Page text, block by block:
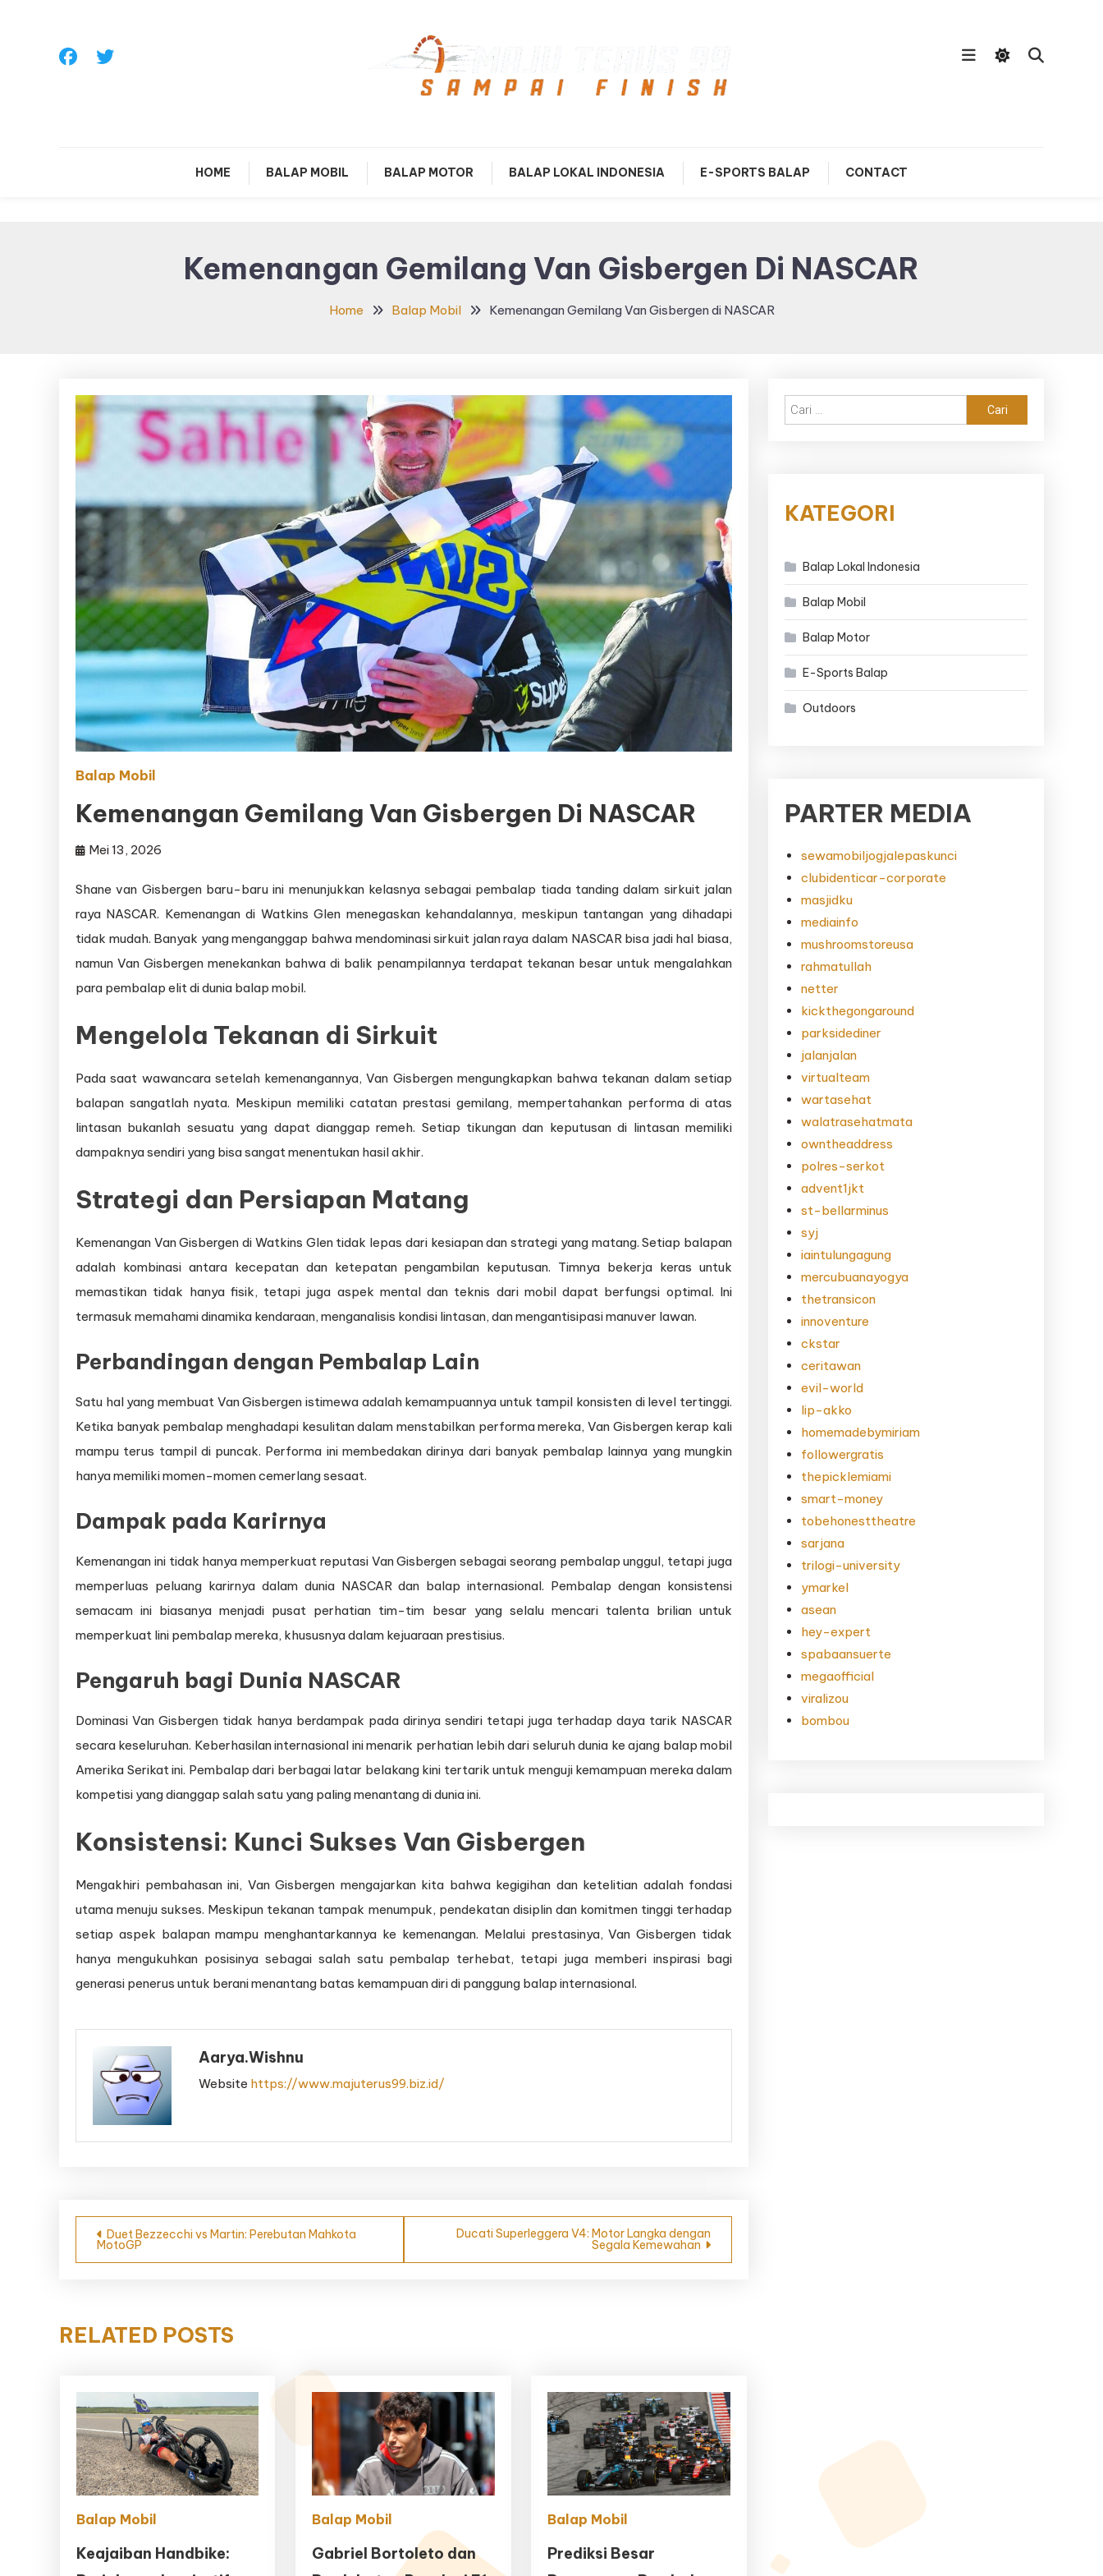
Maju Terus99
HOME BALAP MOBIL BALAP MOTOR BALAP LOKAL INDONESIA E-SPORTS BALAP CONTACT
Kemenangan Gemilang Van Gisbergen Di NASCAR
Home Balap Mobil Kemenangan Gemilang Van Gisbergen di NASCAR
Balap Mobil
Kemenangan Gemilang Van Gisbergen Di NASCAR
Mei 13, 2026
Shane van Gisbergen baru-baru ini menunjukkan kelasnya sebagai pembalap tiada tanding dalam sirkuit jalan
raya NASCAR. Kemenangan di Watkins Glen menegaskan kehandalannya, meskipun tantangan yang dihadapi
tidak mudah. Banyak yang menganggap bahwa mendominasi sirkuit jalan raya dalam NASCAR bisa jadi hal biasa,
namun Van Gisbergen menekankan bahwa di balik penampilannya terdapat tekanan besar untuk mengalahkan
para pembalap elit di dunia balap mobil.
Mengelola Tekanan di Sirkuit
Pada saat wawancara setelah kemenangannya, Van Gisbergen mengungkapkan bahwa tekanan dalam setiap
balapan sangatlah nyata. Meskipun memiliki catatan prestasi gemilang, mempertahankan performa di atas
lintasan bukanlah sesuatu yang dapat dianggap remeh. Setiap tikungan dan keputusan di lintasan memiliki
dampaknya sendiri yang bisa sangat menentukan hasil akhir.
Strategi dan Persiapan Matang
Kemenangan Van Gisbergen di Watkins Glen tidak lepas dari kesiapan dan strategi yang matang. Setiap balapan
adalah kombinasi antara kecepatan dan ketepatan pengambilan keputusan. Timnya bekerja keras untuk
memastikan tidak hanya fisik, tetapi juga aspek mental dan teknis dari mobil dapat berfungsi optimal. Ini
termasuk memahami dinamika kendaraan, menganalisis kondisi lintasan, dan mengantisipasi manuver lawan.
Perbandingan dengan Pembalap Lain
Satu hal yang membuat Van Gisbergen istimewa adalah kemampuannya untuk tampil konsisten di level tertinggi.
Ketika banyak pembalap menghadapi kesulitan dalam menstabilkan performa mereka, Van Gisbergen kerap kali
mampu terus tampil di puncak. Performa ini membedakan dirinya dari banyak pembalap lainnya yang mungkin
hanya memiliki momen-momen cemerlang sesaat.
Dampak pada Karirnya
Kemenangan ini tidak hanya memperkuat reputasi Van Gisbergen sebagai seorang pembalap unggul, tetapi juga
memperluas peluang karirnya dalam dunia NASCAR dan balap internasional. Pembalap dengan konsistensi
semacam ini biasanya menjadi pusat perhatian tim-tim besar yang selalu mencari talenta brilian untuk
memperkuat lini pembalap mereka, khususnya dalam kejuaraan prestisius.
Pengaruh bagi Dunia NASCAR
Dominasi Van Gisbergen tidak hanya berdampak pada dirinya sendiri tetapi juga terhadap daya tarik NASCAR
secara keseluruhan. Keberhasilan internasional ini menarik perhatian lebih dari seluruh dunia ke ajang balap mobil
Amerika Serikat ini. Pembalap dari berbagai latar belakang kini tertarik untuk menguji kemampuan mereka dalam
kompetisi yang dianggap salah satu yang paling menantang di dunia ini.
Konsistensi: Kunci Sukses Van Gisbergen
Mengakhiri pembahasan ini, Van Gisbergen mengajarkan kita bahwa kegigihan dan ketelitian adalah fondasi
utama menuju sukses. Meskipun tekanan tampak menumpuk, pendekatan disiplin dan komitmen tinggi terhadap
setiap aspek balapan mampu menghantarkannya ke kemenangan. Melalui prestasinya, Van Gisbergen tidak
hanya mengukuhkan posisinya sebagai salah satu pembalap terhebat, tetapi juga memberi inspirasi bagi
generasi penerus untuk berani menantang batas kemampuan diri di panggung balap internasional.
Aarya.wishnu
Website https://www.majuterus99.biz.id/
Navigasi
pos
Duet Bezzecchi vs Martin: Perebutan Mahkota
MotoGP
Ducati Superleggera V4: Motor Langka dengan
Segala Kemewahan
RELATED POSTS
Balap Mobil
Keajaiban Handbike:
Balap Mobil
Gabriel Bortoleto dan
Balap Mobil
Prediksi Besar
Cari
untuk:
KATEGORI
Balap Lokal Indonesia
Balap Mobil
Balap Motor
E-Sports Balap
Outdoors
PARTER MEDIA
sewamobiljogjalepaskunci
clubidenticar-corporate
masjidku
mediainfo
mushroomstoreusa
rahmatullah
netter
kickthegongaround
parksidediner
jalanjalan
virtualteam
wartasehat
walatrasehatmata
owntheaddress
polres-serkot
advent1jkt
st-bellarminus
syj
iaintulungagung
mercubuanayogya
thetransicon
innoventure
ckstar
ceritawan
evil-world
lip-akko
homemadebymiriam
followergratis
thepicklemiami
smart-money
tobehonesttheatre
sarjana
trilogi-university
ymarkel
asean
hey-expert
spabaansuerte
megaofficial
viralizou
bombou